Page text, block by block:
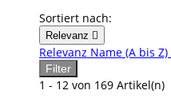
Sortiert nach:
Relevanz 
Relevanz Name (A bis Z)
Filter
1 - 12 von 169 Artikel(n)